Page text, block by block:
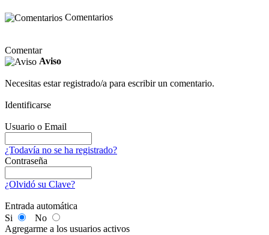
Comentarios
Comentar
Aviso
Necesitas estar registrado/a para escribir un comentario.
Identificarse
Usuario o Email
¿Todavía no se ha registrado?
Contraseña
¿Olvidó su Clave?
Entrada automática
Si
No
Agregarme a los usuarios activos